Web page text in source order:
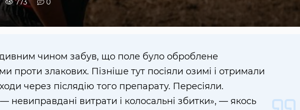
773 0
чином забув, що поле було оброблене
проти злакових. Пізніше тут посіяли озимі і отримали
через післядію того препарату. Пересіяли.
невиправдані витрати і колосальні збитки», — якось